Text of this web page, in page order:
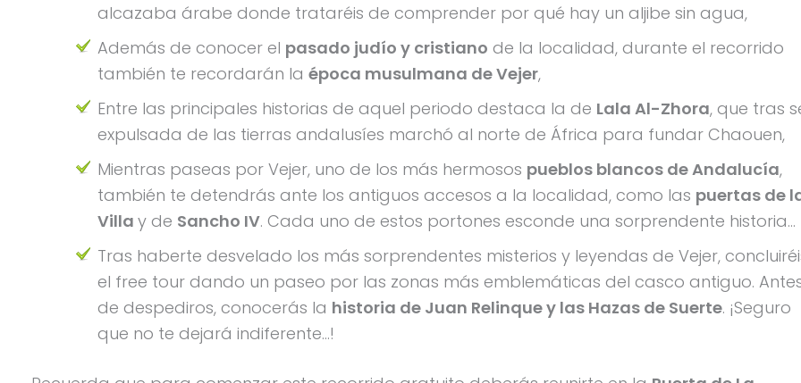
alcazaba árabe donde trataréis de comprender por qué hay un aljibe sin agua,
Además de conocer el pasado judío y cristiano de la localidad, durante el recorrido
también te recordarán la época musulmana de Vejer,
Entre las principales historias de aquel periodo destaca la de Lala Al-Zhora, que tras
expulsada de las tierras andalusíes marchó al norte de África para fundar Chaouen,
Mientras paseas por Vejer, uno de los más hermosos pueblos blancos de Andalucía,
también te detendrás ante los antiguos accesos a la localidad, como las puertas de
Villa y de Sancho IV. Cada uno de estos portones esconde una sorprendente historia…
Tras haberte desvelado los más sorprendentes misterios y leyendas de Vejer,
el free tour dando un paseo por las zonas más emblemáticas del casco antiguo.
de despediros, conocerás la historia de Juan Relinque y las Hazas de Suerte. ¡Seguro
que no te dejará indiferente…!